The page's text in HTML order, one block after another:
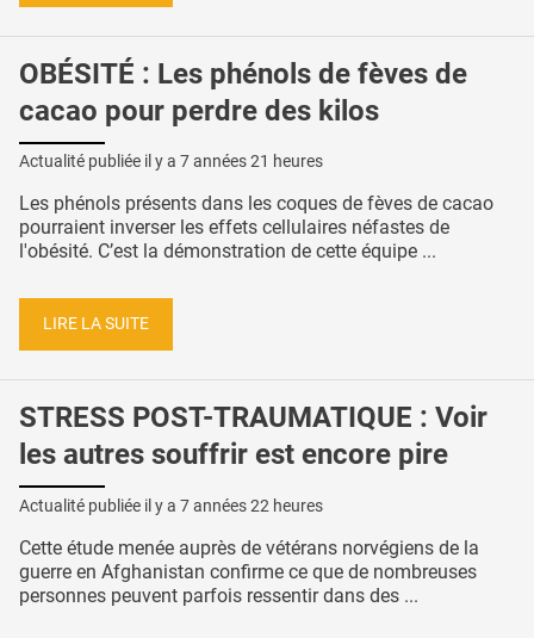
OBÉSITÉ : Les phénols de fèves de
cacao pour perdre des kilos
Actualité publiée il y a 7 années 21 heures
Les phénols présents dans les coques de fèves de cacao
pourraient inverser les effets cellulaires néfastes de
l'obésité. C’est la démonstration de cette équipe ...
LIRE LA SUITE
STRESS POST-TRAUMATIQUE : Voir
les autres souffrir est encore pire
Actualité publiée il y a 7 années 22 heures
Cette étude menée auprès de vétérans norvégiens de la
guerre en Afghanistan confirme ce que de nombreuses
personnes peuvent parfois ressentir dans des ...